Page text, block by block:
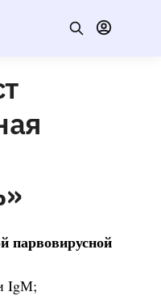
парвовирусной
IgМ;